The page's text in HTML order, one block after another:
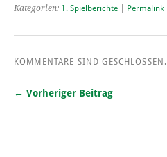
Kategorien: 1. Spielberichte Permalink
KOMMENTARE SIND GESCHLOSSEN.
← Vorheriger Beitrag